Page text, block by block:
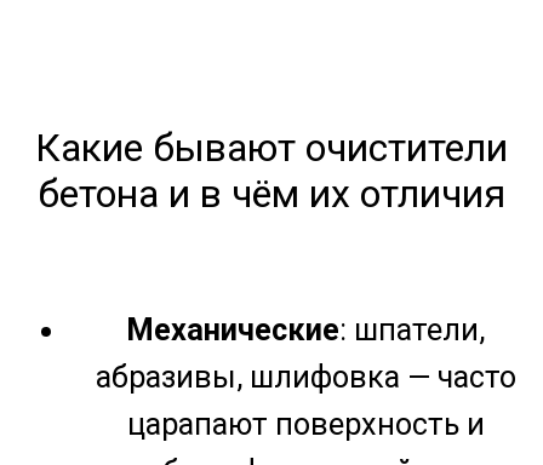
Какие бывают очистители
бетона и в чём их отличия